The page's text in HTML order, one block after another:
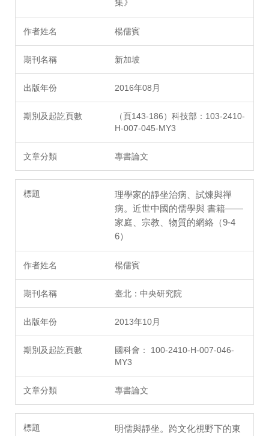
集》
楊儒賓
新加坡
2016年08月
（頁143-186）科技部：103-2410-
H-007-045-MY3
專書論文
理學家的靜坐治病、試煉與禪
病。近世中國的儒學與 書籍——
家庭、宗教、物質的網絡（9-4
6）
楊儒賓
臺北：中央研究院
2013年10月
國科會： 100-2410-H-007-046-
MY3
專書論文
明儒與靜坐。跨文化視野下的東